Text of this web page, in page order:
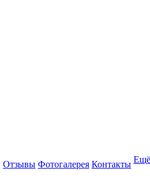
Отзывы Фотогалерея Контакты Ещё